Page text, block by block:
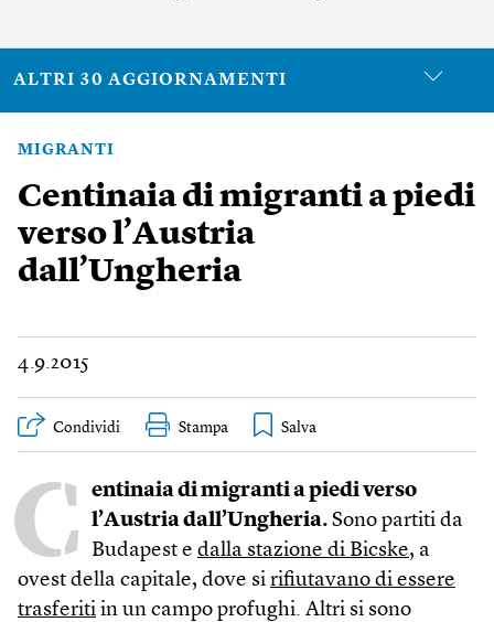
ALTRI 30 AGGIORNAMENTI
MIGRANTI
Centinaia di migranti a piedi
verso l’Austria
dall’Ungheria
4.9.2015
Condividi Stampa
C
entinaia di migranti a piedi verso
l’Austria dall’Ungheria. Sono partiti da
Budapest e dalla stazione di Bicske, a
ovest della capitale, dove si rifiutavano di essere
trasferiti in un campo profughi. Altri si sono